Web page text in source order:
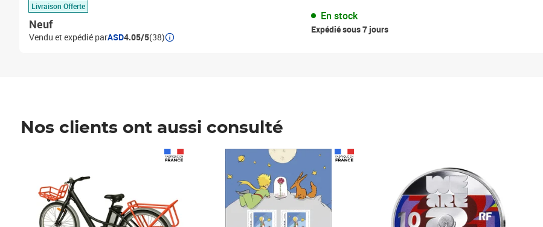
Livraison Offerte
Neuf
Vendu et expédié parASD4.05/5(38)
En stock
Expédié sous 7 jours
Nos clients ont aussi consulté
Prix 7,50€